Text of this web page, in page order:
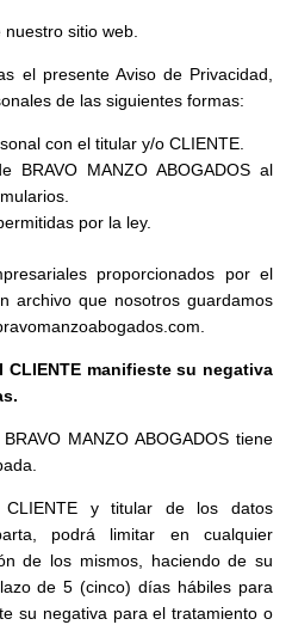
sitio web.
el presente Aviso de Privacidad,
de las siguientes formas:
con el titular y/o CLIENTE.
BRAVO MANZO ABOGADOS al
por la ley.
proporcionados por el
archivo que nosotros guardamos
manifieste su negativa
MANZO ABOGADOS tiene
y titular de los datos
podrá limitar en cualquier
de los mismos, haciendo de su
de 5 (cinco) días hábiles para
su negativa para el tratamiento o